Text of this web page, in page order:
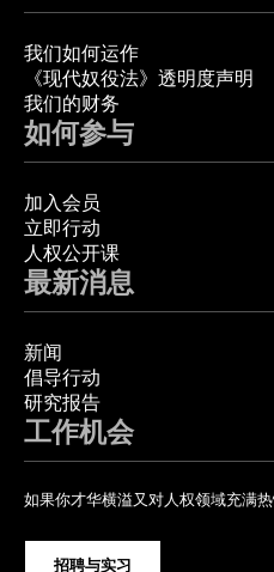
我们如何运作
《现代奴役法》透明度声明
我们的财务
如何参与
加入会员
立即行动
人权公开课
最新消息
新闻
倡导行动
研究报告
工作机会
如果你才华横溢又对人权领域充满
招聘与实习